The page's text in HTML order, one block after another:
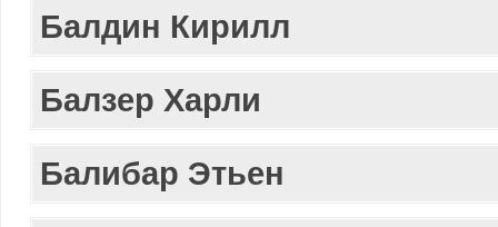
Балдин Кирилл
Балзер Харли
Балибар Этьен